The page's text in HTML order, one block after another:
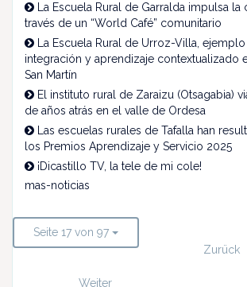
La Escuela Rural de Garralda impulsa la
través de un “World Café” comunitario
La Escuela Rural de Urroz-Villa,
integración y aprendizaje contextualizado
San Martín
El instituto rural de Zaraizu (Otsagabia)
de años atrás en el valle de Ordesa
Las escuelas rurales de Tafalla han
los Premios Aprendizaje y Servicio 2025
¡Dicastillo TV, la tele de mi cole!
mas-noticias
Seite 17 von 97
Zurück
Weiter